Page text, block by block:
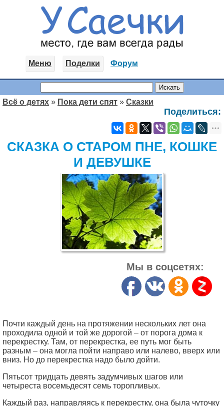
Меню Поделки Форум
Всё о детях » Пока дети спят » Сказки
Поделиться:
СКАЗКА О СТАРОМ ПНЕ, КОШКЕ
И ДЕВУШКЕ
Мы в соцсетях:
Почти каждый день на протяжении нескольких лет она
проходила одной и той же дорогой – от порога дома к
перекрестку. Там, от перекрестка, ее путь мог быть
разным – она могла пойти направо или налево, вверх или
вниз. Но до перекрестка надо было дойти.
Пятьсот тридцать девять задумчивых шагов или
четыреста восемьдесят семь торопливых.
Каждый раз, направляясь к перекрестку, она была чуточку